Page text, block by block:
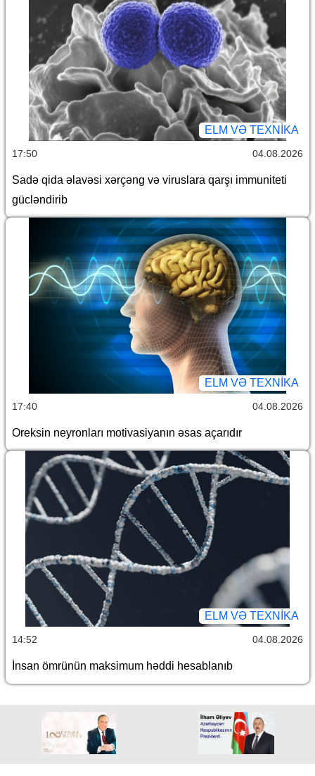
ELM VƏ TEXNIKA
17:50 04.08.2026
Sadə qida əlavəsi xərçəng və viruslara qarşı immuniteti
gücləndirib
ELM VƏ TEXNIKA
17:40 04.08.2026
Oreksin neyronları motivasiyanın əsas açarıdır
ELM VƏ TEXNIKA
14:52 04.08.2026
İnsan ömrünün maksimum həddi hesablanıb